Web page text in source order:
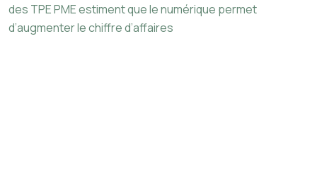
des TPE PME estiment que le numérique permet
d’augmenter le chiffre d’affaires